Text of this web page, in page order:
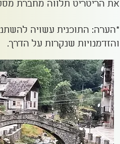
את הריטריט תלווה מחברת
*הערה: התוכנית עשויה
והזדמנויות שנקרות על הדרך.